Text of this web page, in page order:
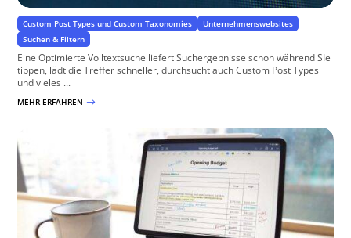
Custom Post Types und Custom Taxonomies
Unternehmenswebsites
Suchen & Filtern
Eine Optimierte Volltextsuche liefert Suchergebnisse schon während SIe
tippen, lädt die Treffer schneller, durchsucht auch Custom Post Types
und vieles ...
MEHR ERFAHREN $